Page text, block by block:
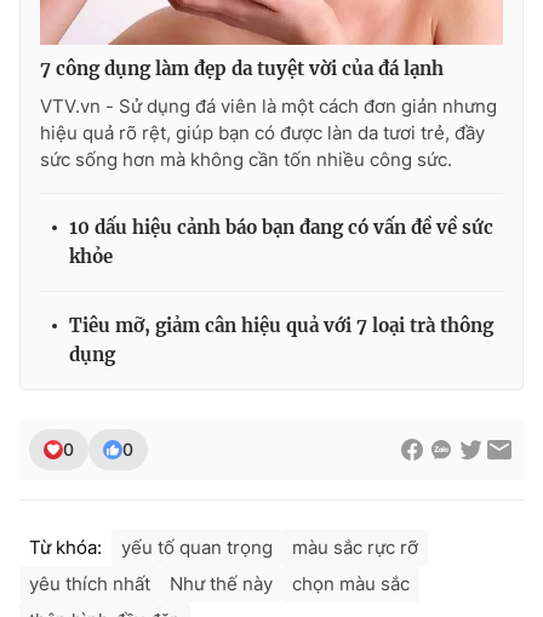
7 công dụng làm đẹp da tuyệt vời của đá lạnh
VTV.vn - Sử dụng đá viên là một cách đơn giản nhưng
hiệu quả rõ rệt, giúp bạn có được làn da tươi trẻ, đầy
sức sống hơn mà không cần tốn nhiều công sức.
10 dấu hiệu cảnh báo bạn đang có vấn đề về sức
khỏe
Tiêu mỡ, giảm cân hiệu quả với 7 loại trà thông
dụng
0 0
Từ khóa: yếu tố quan trọng
màu sắc rực rỡ
yêu thích nhất
Như thế này
chọn màu sắc